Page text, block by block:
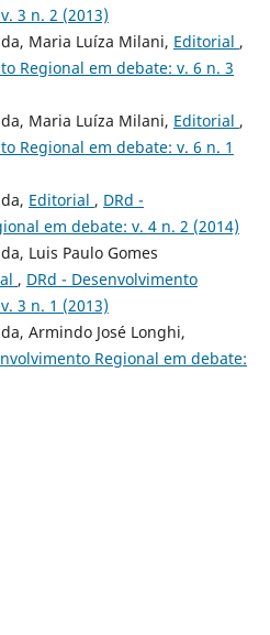
3 n. 2 (2013)
Maria Luíza Milani, Editorial ,
Regional em debate: v. 6 n. 3
Maria Luíza Milani, Editorial ,
Regional em debate: v. 6 n. 1
Editorial , DRd -
em debate: v. 4 n. 2 (2014)
Luis Paulo Gomes
, DRd - Desenvolvimento
3 n. 1 (2013)
Armindo José Longhi,
Regional em debate: